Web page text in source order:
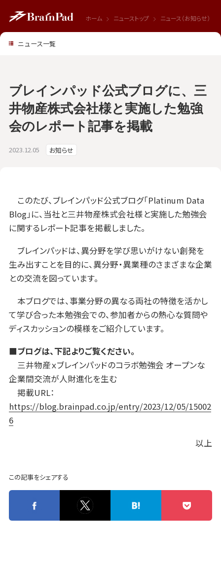
ホーム ニューストップ ニュース（お知らせ）
2023.12.05 お知らせ
ブレインパッド公式ブログに、三
井物産株式会社様と実施した勉強
会のレポート記事を掲載
このたび、ブレインパッド公式ブログ「Platinum Data
Blog」に、当社と三井物産株式会社様と実施した勉強会
に関するレポート記事を掲載しました。
ブレインパッドは、異分野を学び思いがけない創発を
生み出すことを目的に、異分野・異業種のさまざまな企業
との交流を図っています。
本ブログでは、事業分野の異なる両社の特徴を活かし
て学び合った本勉強会での、参加者からの熱心な質問や
ディスカッションの模様をご紹介しています。
■ブログは、下記よりご覧ください。
三井物産ｘブレインパッドのコラボ勉強会 オープンな
企業間交流が人財進化を生む
掲載URL：
https://blog.brainpad.co.jp/entry/2023/12/05/15002
6
以上
この記事をシェアする
ニュース一覧